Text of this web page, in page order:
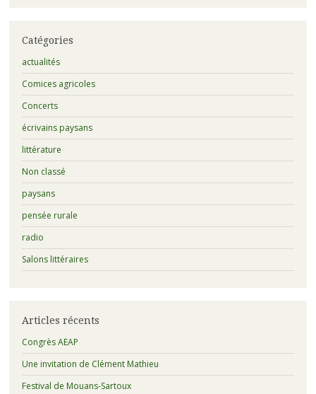
Catégories
actualités
Comices agricoles
Concerts
écrivains paysans
littérature
Non classé
paysans
pensée rurale
radio
Salons littéraires
Articles récents
Congrès AEAP
Une invitation de Clément Mathieu
Festival de Mouans-Sartoux